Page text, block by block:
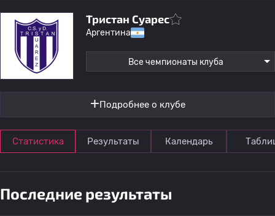
Тристан Суарес
Аргентина
Все чемпионаты клуба
Подробнее о клубе
Статистика Результаты Календарь
Последние результаты